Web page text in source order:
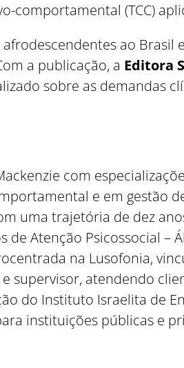
(TCC)
ao Brasil
a publicação, a Editora
sobre as demandas
com
e em gestão
uma trajetória de dez
Atenção Psicossocial –
na Lusofonia,
supervisor, atendendo
do Instituto Israelita de
instituições públicas e